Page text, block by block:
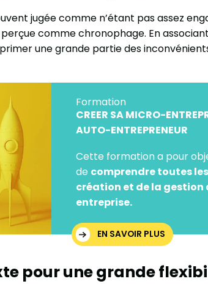
jugée comme n’étant pas assez
comme chronophage. En
une grande partie des
Formation
CREER SA MICRO-
AUTO-ENTREPRENEUR
Cette formation a pour
de comprendre toutes
création et de la gestion
entreprise.
EN SAVOIR PLUS
pour une grande